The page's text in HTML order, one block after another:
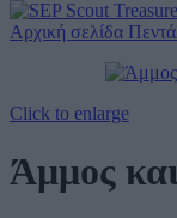
Αρχική σελίδα
Click to enlarge
Άμμος